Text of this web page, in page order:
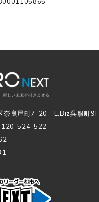
奈良屋町7-20 L.Biz呉服町9F
524-522